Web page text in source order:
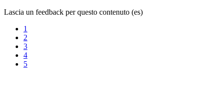
Lascia un feedback per questo contenuto (es)
1
2
3
4
5